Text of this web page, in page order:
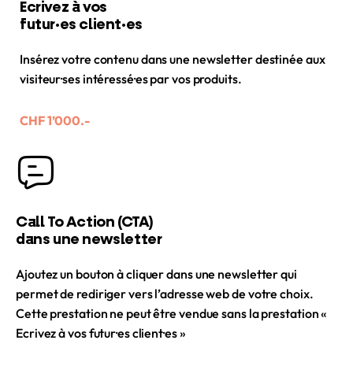
Ecrivez à vos
futur·es client·es
Insérez votre contenu dans une newsletter destinée aux
visiteur·ses intéressé·es par vos produits.
CHF 1’000.-
Call To Action (CTA)
dans une newsletter
Ajoutez un bouton à cliquer dans une newsletter qui
permet de rediriger vers l’adresse web de votre choix.
Cette prestation ne peut être vendue sans la prestation «
Ecrivez à vos futur·es client·es »